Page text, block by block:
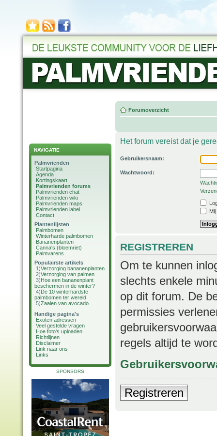
NAVIGATIE
Palmvrienden
Startpagina
Agenda
Kortingskaart
Palmvrienden forums
Palmvrienden chat
Palmvrienden wiki
Palmvrienden maps
Palmvrienden label
Contact
Plantenlijsten
Palmbomen
Winterharde palmbomen
Bananenplanten
Canna's (bloemriet)
Palmvarens
Populairste artikels
1)Verzorging bananenplanten
2)Verzorging van palmen
3)Hoe een bananenplant
beschermen in de winter?
4)De 10 winterhardste
palmbomen ter wereld
5)Zaaien van avocado
Handige pagina's
Exoten adressen
Veel gestelde vragen
Hoe foto's uploaden
Richtlijnen
Disclaimer
Link naar ons
Links
SPONSORS
Forumoverzicht
Het forum vereist dat je
Gebruikersnaam:
Wachtwoord:
REGISTREREN
Om te kunnen
slechts enkele
op dit forum. De
permissies
regels altijd te
Registreren